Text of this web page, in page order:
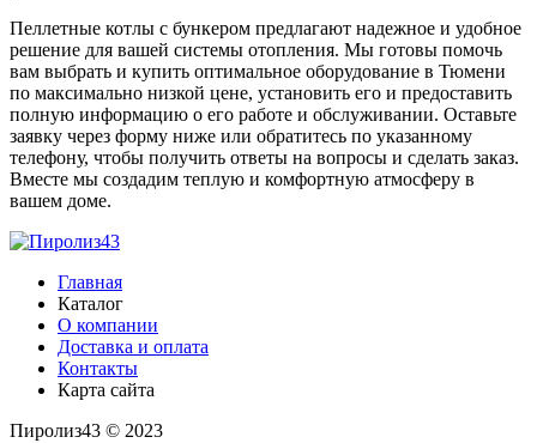
Пеллетные котлы с бункером предлагают надежное и удобное
решение для вашей системы отопления. Мы готовы помочь
вам выбрать и купить оптимальное оборудование в Тюмени
по максимально низкой цене, установить его и предоставить
полную информацию о его работе и обслуживании. Оставьте
заявку через форму ниже или обратитесь по указанному
телефону, чтобы получить ответы на вопросы и сделать заказ.
Вместе мы создадим теплую и комфортную атмосферу в
вашем доме.
Главная
Каталог
О компании
Доставка и оплата
Контакты
Карта сайта
Пиролиз43 © 2023